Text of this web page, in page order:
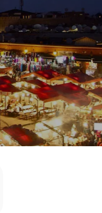
Type Reizen
Inspiratie
Meer